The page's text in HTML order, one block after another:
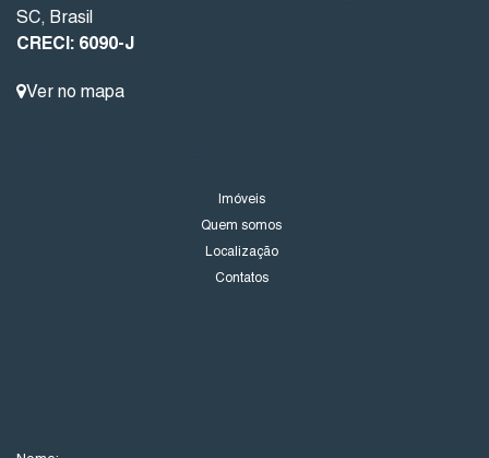
SC, Brasil
CRECI: 6090-J
Ver no mapa
Imóveis
Quem somos
Localização
Contatos